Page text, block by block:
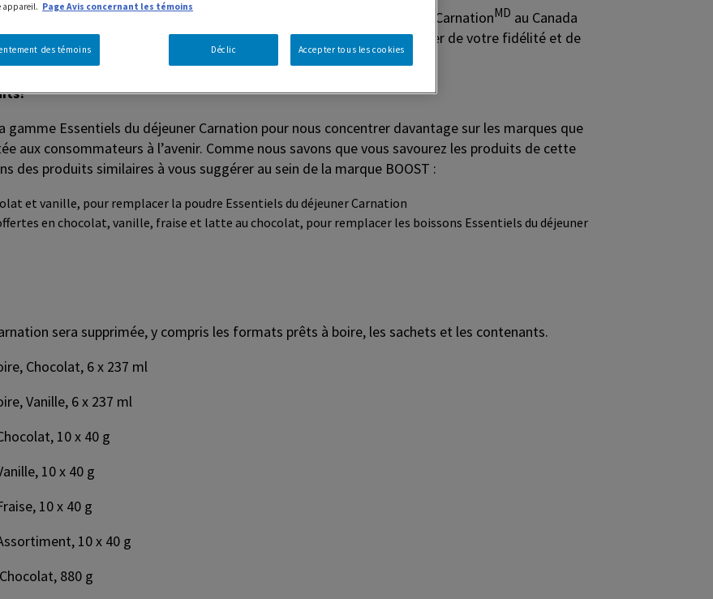
de mettre fin à la production de sa gamme Essentiels du déjeuner CarnationMD au Canada
ces produits depuis plusieurs années et nous tenons à vous remercier de votre fidélité et de
gamme Essentiels du déjeuner Carnation pour nous concentrer davantage sur les marques que
aux consommateurs à l’avenir. Comme nous savons que vous savourez les produits de cette
des produits similaires à vous suggérer au sein de la marque BOOST :
et vanille, pour remplacer la poudre Essentiels du déjeuner Carnation
en chocolat, vanille, fraise et latte au chocolat, pour remplacer les boissons Essentiels du déjeuner
sera supprimée, y compris les formats prêts à boire, les sachets et les contenants.
Chocolat, 6 x 237 ml
Vanille, 6 x 237 ml
10 x 40 g
10 x 40 g
10 x 40 g
10 x 40 g
880 g
appareil. Page Avis concernant les témoins
Déclic Accepter tous les cookies
des témoins